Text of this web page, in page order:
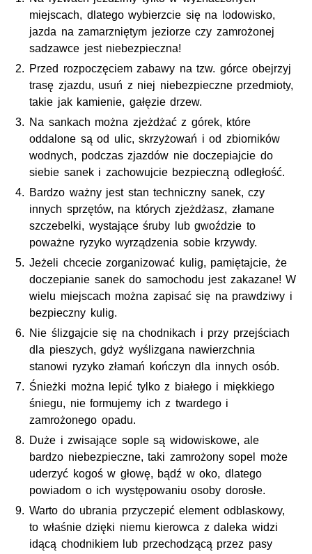
miejscach, dlatego wybierzcie się na lodowisko,
jazda na zamarzniętym jeziorze czy zamrożonej
sadzawce jest niebezpieczna!
Przed rozpoczęciem zabawy na tzw. górce obejrzyj
trasę zjazdu, usuń z niej niebezpieczne przedmioty,
takie jak kamienie, gałęzie drzew.
Na sankach można zjeżdżać z górek, które
oddalone są od ulic, skrzyżowań i od zbiorników
wodnych, podczas zjazdów nie doczepiajcie do
siebie sanek i zachowujcie bezpieczną odległość.
Bardzo ważny jest stan techniczny sanek, czy
innych sprzętów, na których zjeżdżasz, złamane
szczebelki, wystające śruby lub gwoździe to
poważne ryzyko wyrządzenia sobie krzywdy.
Jeżeli chcecie zorganizować kulig, pamiętajcie, że
doczepianie sanek do samochodu jest zakazane! W
wielu miejscach można zapisać się na prawdziwy i
bezpieczny kulig.
Nie ślizgajcie się na chodnikach i przy przejściach
dla pieszych, gdyż wyślizgana nawierzchnia
stanowi ryzyko złamań kończyn dla innych osób.
Śnieżki można lepić tylko z białego i miękkiego
śniegu, nie formujemy ich z twardego i
zamrożonego opadu.
Duże i zwisające sople są widowiskowe, ale
bardzo niebezpieczne, taki zamrożony sopel może
uderzyć kogoś w głowę, bądź w oko, dlatego
powiadom o ich występowaniu osoby dorosłe.
Warto do ubrania przyczepić element odblaskowy,
to właśnie dzięki niemu kierowca z daleka widzi
idącą chodnikiem lub przechodzącą przez pasy